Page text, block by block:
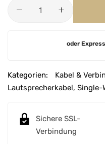
e
r
oder
Kategorien: Kabel &
Lautsprecherkabel, Single-
Sichere SSL-
Verbindung